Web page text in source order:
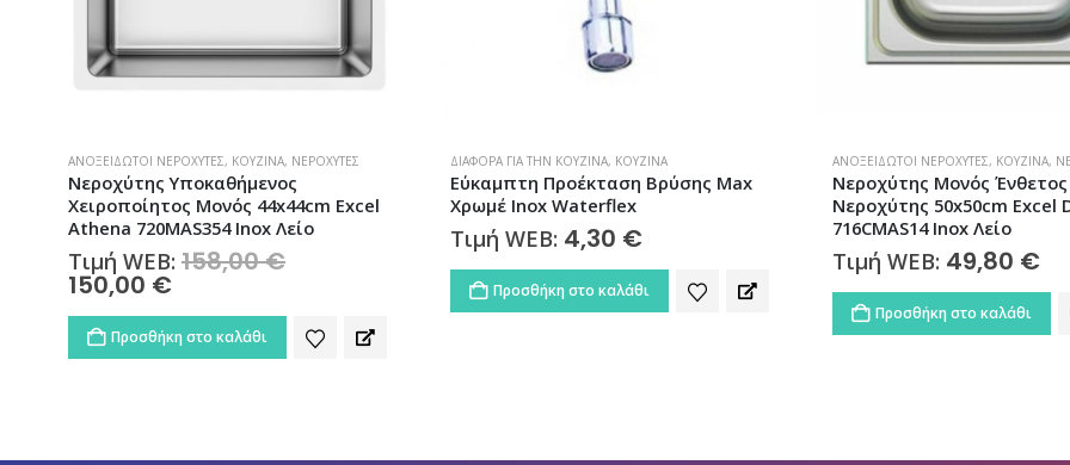
ΔΙΆΦΟΡΑ ΓΙΑ ΤΗΝ ΚΟΥΖΊΝΑ, ΚΟΥΖΊΝΑ
Εύκαμπτη Προέκταση Βρύσης Max
Χρωμέ Inox Waterflex
Τιμή WEB:4,30€
Προσθήκη στο καλάθι
ΑΝΟΞΕΊΔΩΤΟΙ ΝΕΡΟΧΎΤΕΣ, ΚΟΥΖΊΝΑ,
Νεροχύτης Μονός Ένθετος
Νεροχύτης 50x50cm Excel Dimitra
716CMAS14 Inox Λείο
Τιμή WEB: 49,80€
Προσθήκη στο καλάθι
ΚΟΥΖΊΝΑ,ΜΠΑΤΑΡΊΕΣ ΚΟΥΖΊΝΑΣ
Μπαταρία Νεροχύτη με
χρωμέ ECO NETTUNO
Τιμή WEB:40,00
Προσθήκη στο καλάθι